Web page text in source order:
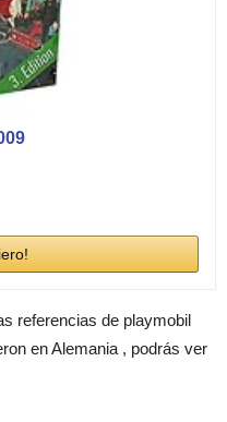
referencias de playmobil
en Alemania , podrás ver